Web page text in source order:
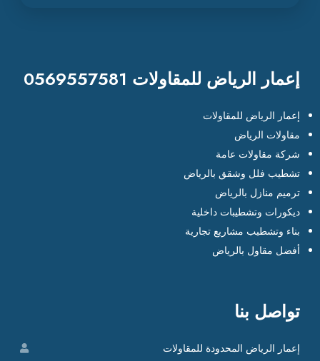
إعمار الرياض للمقاولات 0569557581
إعمار الرياض للمقاولات
مقاولات الرياض
شركة مقاولات عامة
تشطيب فلل وشقق بالرياض
ترميم منازل بالرياض
ديكورات وتشطيبات داخلية
بناء وتشطيب مشاريع تجارية
أفضل مقاول بالرياض
تواصل بنا
إعمار الرياض المحدودة للمقاولات